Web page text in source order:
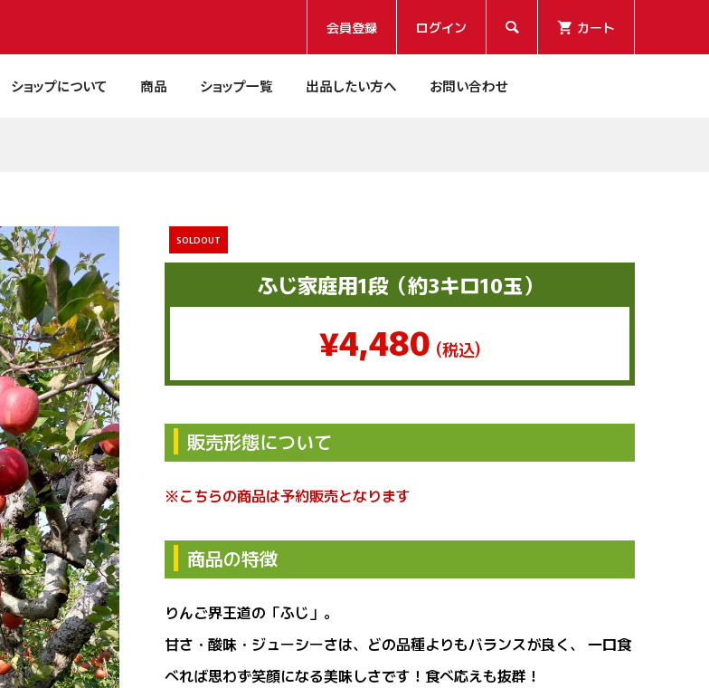
会員登録 ログイン  カート
ショップについて 商品 ショップ一覧 出品したい方へ お問い合わせ
¥5,100(税込)
トキ家庭用１段（約3キロ10
ふじ家庭用1段（約5キロ16
¥6,460
¥750(税込)
¥4,480(税込)
トキ家庭用１段（約3キロ10
ふじ家庭用1段（約5キロ16
¥6,460
SOLDOUT
ふじ家庭用1段（約3キロ10玉）
¥4,480 (税込)
販売形態について
※こちらの商品は予約販売となります
商品の特徴
りんご界王道の「ふじ」。
甘さ・酸味・ジューシーさは、どの品種よりもバランスが良く、 一口食
べれば思わず笑顔になる美味しさです！食べ応えも抜群！